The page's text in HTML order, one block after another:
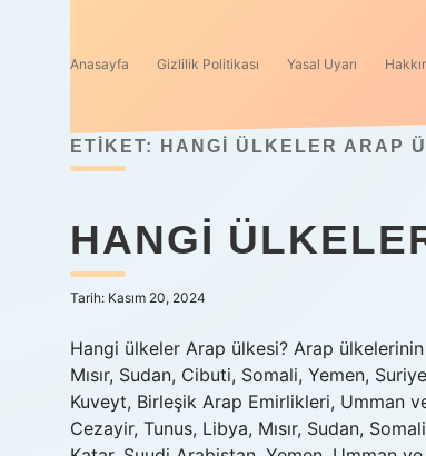
Anasayfa Gizlilik Politikası Yasal Uyarı
ETIKET: HANGI ÜLKELER ARAP
HANGI
Tarih: Kasım 20, 2024
Hangi ülkeler Arap ülkesi? Arap
Mısır, Sudan, Cibuti, Somali, Yemen,
Kuveyt, Birleşik Arap Emirlikleri, Umman
Cezayir, Tunus, Libya, Mısır, Sudan,